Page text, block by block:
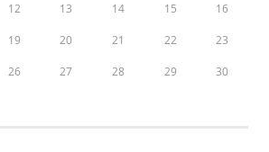
12 13 14 15 16
19 20 21 22 23
26 27 28 29 30